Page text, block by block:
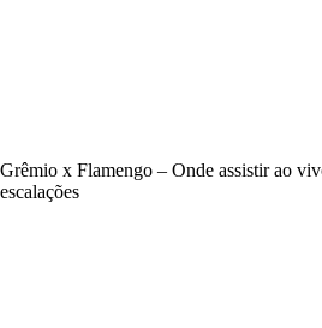
Grêmio x Flamengo – Onde assistir ao
escalações